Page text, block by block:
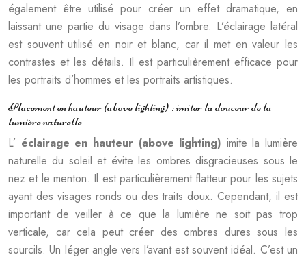
également être utilisé pour créer un effet dramatique, en
laissant une partie du visage dans l’ombre. L’éclairage latéral
est souvent utilisé en noir et blanc, car il met en valeur les
contrastes et les détails. Il est particulièrement efficace pour
les portraits d’hommes et les portraits artistiques.
Placement en hauteur (above lighting) : imiter la douceur de la
lumière naturelle
L’ éclairage en hauteur (above lighting) imite la lumière
naturelle du soleil et évite les ombres disgracieuses sous le
nez et le menton. Il est particulièrement flatteur pour les sujets
ayant des visages ronds ou des traits doux. Cependant, il est
important de veiller à ce que la lumière ne soit pas trop
verticale, car cela peut créer des ombres dures sous les
sourcils. Un léger angle vers l’avant est souvent idéal. C’est un